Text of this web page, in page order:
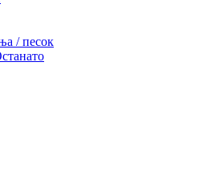
/ песок